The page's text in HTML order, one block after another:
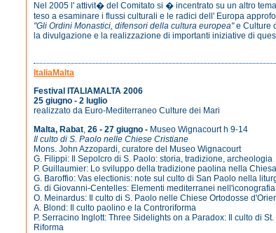
Nel 2005 l' attivit� del Comitato si � incentrato su un altro
teso a esaminare i flussi culturali e le radici dell' Europa
"Gli Ordini Monastici, difensori della cultura europea"e Culture
la divulgazione e la realizzazione di importanti iniziative di
ItaliaMalta
Festival ITALIAMALTA 2006
25 giugno - 2 luglio
realizzato da Euro-Mediterraneo Culture dei Mari
Malta, Rabat 26 - 27 giugno - Museo Wignacourt h 9-14
Il culto di S. Paolo nelle Chiese Cristiane
Mons. John Azzopardi, curatore del Museo Wignacourt
G. Filippi: Il Sepolcro di S. Paolo: storia, tradizione, archeologia
P. Guillaumier: Lo sviluppo della tradizione paolina nella Chiesa
G. Baroffio: Vas electionis: note sul culto di San Paolo nella
G. di Giovanni-Centelles: Elementi mediterranei
O. Meinardus: Il culto di S. Paolo nelle Chiese Ortodosse
A. Blond: Il culto paolino e la Controriforma
P. Serracino Inglott: Three Sidelights on a Paradox: Il culto di
Riforma